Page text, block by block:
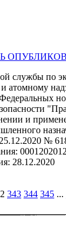
службы по
и атомному
и
№
28.12.2020
343 344 345 ...